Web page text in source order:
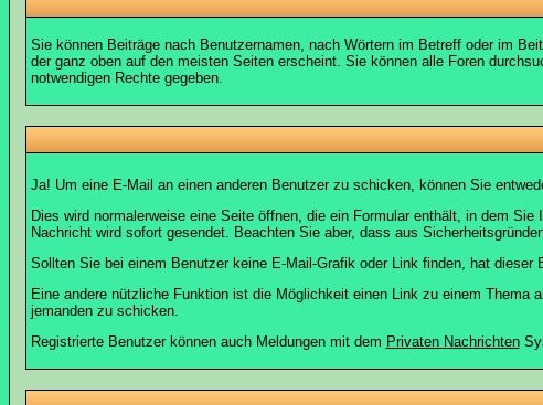
Sie können Beiträge nach Benutzernamen, nach Wörtern im Betreff oder im
der ganz oben auf den meisten Seiten erscheint. Sie können alle Foren
notwendigen Rechte gegeben.
Ja! Um eine E-Mail an einen anderen Benutzer zu schicken, können Sie
Dies wird normalerweise eine Seite öffnen, die ein Formular enthält, in dem
Nachricht wird sofort gesendet. Beachten Sie aber, dass aus
Sollten Sie bei einem Benutzer keine E-Mail-Grafik oder Link finden, hat
Eine andere nützliche Funktion ist die Möglichkeit einen Link zu einem
jemanden zu schicken.
Registrierte Benutzer können auch Meldungen mit dem Privaten Nachrichten